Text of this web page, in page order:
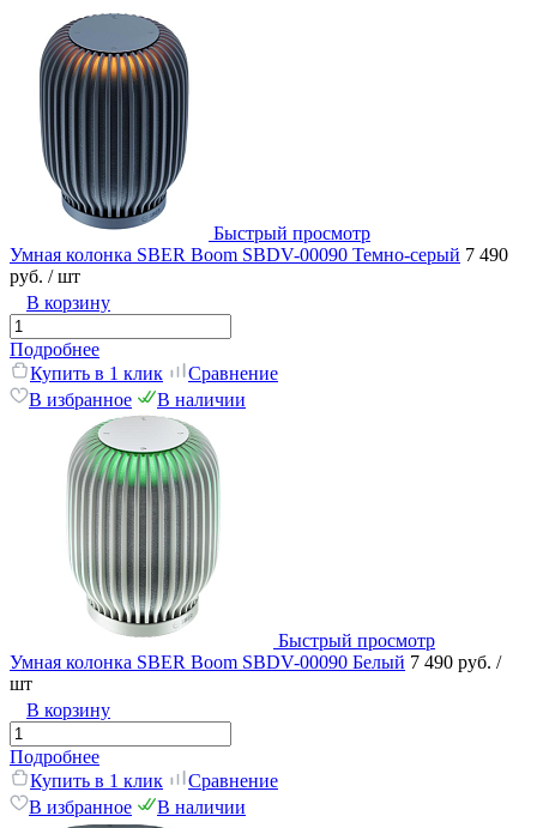
Быстрый просмотр
Умная колонка SBER Boom SBDV-00090 Темно-серый 7 490
руб. / шт
В корзину
Подробнее
Купить в 1 клик
Сравнение
В избранное
В наличии
Быстрый просмотр
Умная колонка SBER Boom SBDV-00090 Белый 7 490 руб. /
шт
В корзину
Подробнее
Купить в 1 клик
Сравнение
В избранное
В наличии